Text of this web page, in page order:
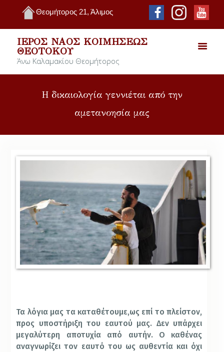
Θεομήτορος 21, Άλιμος
ΙΕΡΌΣ ΝΑΌΣ ΚΟΙΜΉΣΕΩΣ
ΘΕΟΤΌΚΟΥ
Άνω Καλαμακίου Θεομήτορος
Η δικαιολογία γεννιέται από την
αμετανοησία μας
Τα λόγια μας τα καταθέτουμε,ως επί το πλείστον,
προς υποστήριξη του εαυτού μας. Δεν υπάρχει
μεγαλύτερη αποτυχία από αυτήν. Ο καθένας
αναγνωρίζει τον εαυτό του ως αυθεντία και όχι